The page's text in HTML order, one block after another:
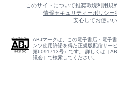
このサイトについて推奨環境利用規
情報セキュリティーポリシー
安心してお使い
ABJマークは、この電子書店・電子
ンツ使用許諾を得た正規版配信サー
第6091713号）です。 詳しくは［
議会］で検索してください。